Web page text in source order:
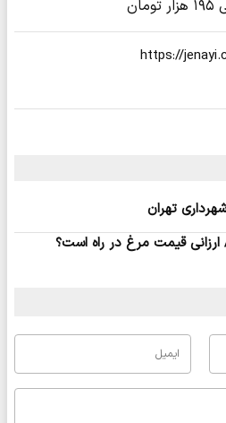
تهران
ارزانی قیمت مرغ در راه است؟